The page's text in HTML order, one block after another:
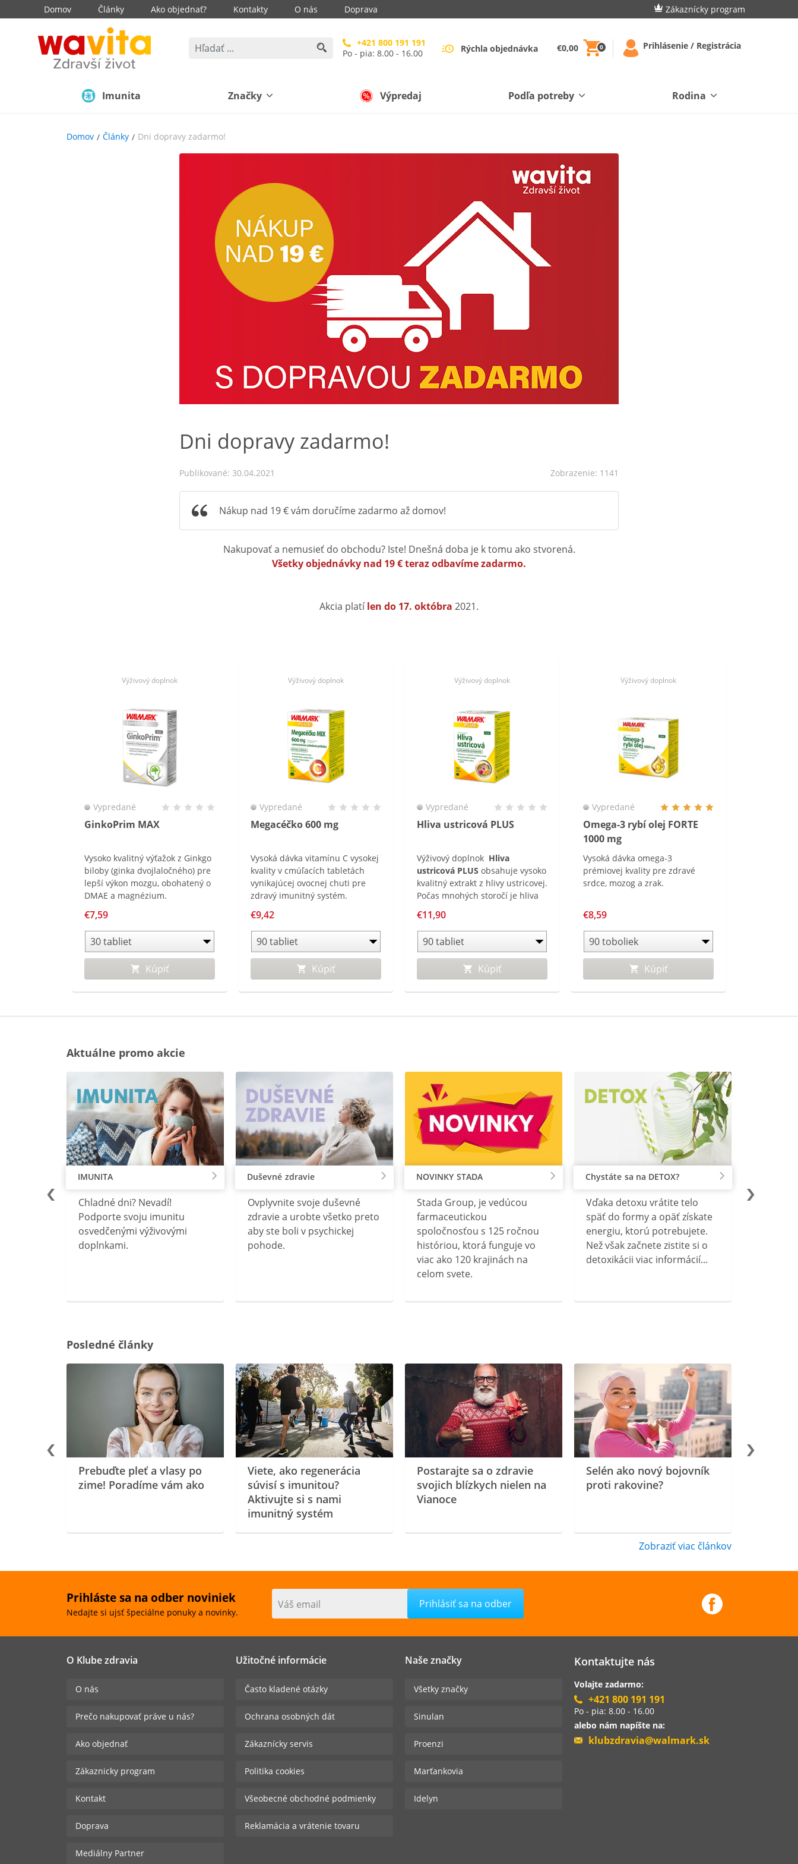
Domov Články Ako objednať? Kontakty O nás Doprava Zákaznícky program
+421 800 191 191
Po - pia: 8.00 - 16.00
Rýchla objednávka €0,00 0 Prihlásenie / Registrácia
Imunita Značky Výpredaj Podľa potreby Rodina
Domov Články Dni dopravy zadarmo!
Dni dopravy zadarmo!
Publikované: 30.04.2021 Zobrazenie: 1141
Nákup nad 19 € vám doručíme zadarmo až domov!
Nakupovať a nemusieť do obchodu? Iste! Dnešná doba je k tomu ako stvorená.
Všetky objednávky nad 19 € teraz odbavíme zadarmo.
Akcia platílen do 17. októbra 2021.
Výživový doplnok
GinkoPrim MAX
Vypredané
Vysoko kvalitný výťažok z Ginkgo
biloby (ginka dvojlaločného) pre
lepší výkon mozgu, obohatený o
DMAE a magnézium.
€7,59
Kúpiť
Výživový doplnok
Megacéčko 600 mg
Vypredané
Vysoká dávka vitamínu C vysokej
kvality v cmúľacích tabletách
vynikajúcej ovocnej chuti pre
zdravý imunitný systém.
€9,42
Kúpiť
Výživový doplnok
Hliva ustricová PLUS
Vypredané
Výživový doplnok Hliva
ustricová PLUS obsahuje vysoko
kvalitný extrakt z hlivy ustricovej.
Počas mnohých storočí je hliva
produkt je obohatený o extrakt
z Echinacey a Rakytníka
rešetliakového, ktoré prispievajú
k normálnej funkcii imunitného
€11,90
Kúpiť
Výživový doplnok
Omega-3 rybí olej FORTE
1000 mg
Vypredané
Vysoká dávka omega-3
prémiovej kvality pre zdravé
srdce, mozog a zrak.
€8,59
Kúpiť
Aktuálne promo akcie
IMUNITA
Chladné dni? Nevadí!
Podporte svoju imunitu
osvedčenými výživovými
doplnkami.
Duševné zdravie
Ovplyvnite svoje duševné
zdravie a urobte všetko preto
aby ste boli v psychickej
pohode.
NOVINKY STADA
Stada Group, je vedúcou
farmaceutickou
spoločnosťou s 125 ročnou
históriou, ktorá funguje vo
viac ako 120 krajinách na
celom svete.
Chystáte sa na DETOX?
Vďaka detoxu vrátite telo
späť do formy a opäť získate
energiu, ktorú potrebujete.
Než však začnete zistite si o
detoxikácii viac informácií...
Posledné články
Prebuďte pleť a vlasy po
zime! Poradíme vám ako
Viete, ako regenerácia
súvisí s imunitou?
Aktivujte si s nami
imunitný systém
Postarajte sa o zdravie
svojich blízkych nielen na
Vianoce
Selén ako nový bojovník
proti rakovine?
Zobraziť viac článkov
Prihláste sa na odber noviniek
Nedajte si ujsť špeciálne ponuky a novinky.
Váš email
O Klube zdravia
O nás
Prečo nakupovať práve u nás?
Ako objednať
Zákaznicky program
Kontakt
Doprava
Mediálny Partner
Užitočné informácie
Často kladené otázky
Ochrana osobných dát
Zákaznícky servis
Politika cookies
Všeobecné obchodné podmienky
Reklamácia a vrátenie tovaru
Naše značky
Všetky značky
Sinulan
Proenzi
Marťankovia
Idelyn
Kontaktujte nás
Volajte zadarmo:
+421 800 191 191
Po - pia: 8.00 - 16.00
alebo nám napíšte na:
klubzdravia@walmark.sk